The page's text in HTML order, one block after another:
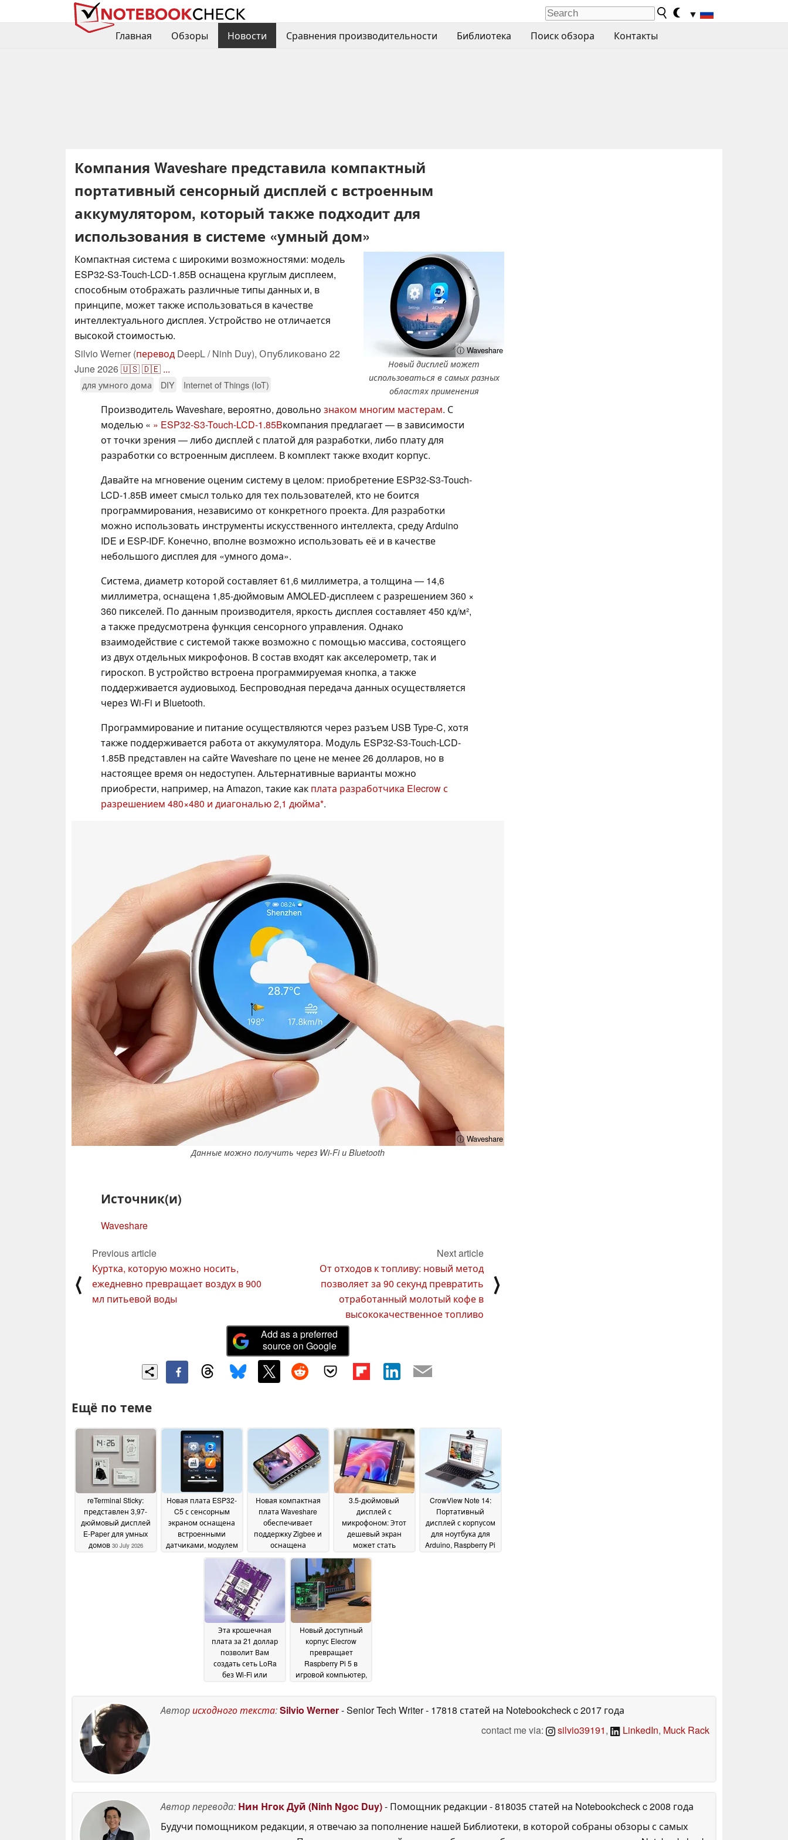
▼
Главная
Обзоры Новости Сравнения производительности Библиотека Поиск обзора Контакты
Компания Waveshare представила компактный
портативный сенсорный дисплей с встроенным
аккумулятором, который также подходит для
использования в системе «умный дом»
ⓘ Waveshare
Новый дисплей может
использоваться в самых разных
областях применения
Компактная система с широкими возможностями: модель
ESP32-S3-Touch-LCD-1.85B оснащена круглым дисплеем,
способным отображать различные типы данных и, в
принципе, может также использоваться в качестве
интеллектуального дисплея. Устройство не отличается
высокой стоимостью.
Silvio Werner (перевод DeepL / Ninh Duy), Опубликовано 22
June 2026🇺🇸🇩🇪 ...
для умного дома DIY Internet of Things (IoT)
Производитель Waveshare, вероятно, довольно знаком многим мастерам. С
моделью « » ESP32-S3-Touch-LCD-1.85Bкомпания предлагает — в зависимости
от точки зрения — либо дисплей с платой для разработки, либо плату для
разработки со встроенным дисплеем. В комплект также входит корпус.
Давайте на мгновение оценим систему в целом: приобретение ESP32-S3-Touch-
LCD-1.85B имеет смысл только для тех пользователей, кто не боится
программирования, независимо от конкретного проекта. Для разработки
можно использовать инструменты искусственного интеллекта, среду Arduino
IDE и ESP-IDF. Конечно, вполне возможно использовать её и в качестве
небольшого дисплея для «умного дома».
Система, диаметр которой составляет 61,6 миллиметра, а толщина — 14,6
миллиметра, оснащена 1,85-дюймовым AMOLED-дисплеем с разрешением 360 ×
360 пикселей. По данным производителя, яркость дисплея составляет 450 кд/м²,
а также предусмотрена функция сенсорного управления. Однако
взаимодействие с системой также возможно с помощью массива, состоящего
из двух отдельных микрофонов. В состав входят как акселерометр, так и
гироскоп. В устройство встроена программируемая кнопка, а также
поддерживается аудиовыход. Беспроводная передача данных осуществляется
через Wi-Fi и Bluetooth.
Программирование и питание осуществляются через разъем USB Type-C, хотя
также поддерживается работа от аккумулятора. Модуль ESP32-S3-Touch-LCD-
1.85B представлен на сайте Waveshare по цене не менее 26 долларов, но в
настоящее время он недоступен. Альтернативные варианты можно
приобрести, например, на Amazon, такие как плата разработчика Elecrow с
разрешением 480×480 и диагональю 2,1 дюйма .
ⓘ Waveshare
Данные можно получить через Wi-Fi и Bluetooth
Источник(и)
Waveshare
⟨
Previous article
Куртка, которую можно носить,
ежедневно превращает воздух в 900
мл питьевой воды
Next article
От отходов к топливу: новый метод
позволяет за 90 секунд превратить
отработанный молотый кофе в
высококачественное топливо
⟩
Add as a preferred
source on Google
Ещё по теме
reTerminal Sticky:
представлен 3,97-
дюймовый дисплей
E-Paper для умных
домов 30 July 2026
Новая плата ESP32-
C5 с сенсорным
экраном оснащена
встроенными
датчиками, модулем
Новая компактная
плата Waveshare
обеспечивает
поддержку Zigbee и
оснащена
дисплеем для
«умных» домов 04 July
2026
3.5-дюймовый
дисплей с
микрофоном: Этот
дешевый экран
может стать
умного дома
CrowView Note 14:
Портативный
дисплей с корпусом
для ноутбука для
Arduino, Raspberry Pi
Эта крошечная
плата за 21 доллар
позволит Вам
создать сеть LoRa
без Wi-Fi или
Новый доступный
корпус Elecrow
превращает
Raspberry Pi 5 в
игровой компьютер,
Авторисходного текста:Silvio Werner- Senior Tech Writer- 17818 статей на Notebookcheckc 2017 года
contact me via:
silvio39191, LinkedIn, Muck Rack
Автор перевода: Нин Нгок Дуй (Ninh Ngoc Duy)- Помощник редакции - 818035 статей на Notebookcheckc 2008 года
Будучи помощником редакции, я отвечаю за пополнение нашей Библиотеки, в которой собраны обзоры с самых